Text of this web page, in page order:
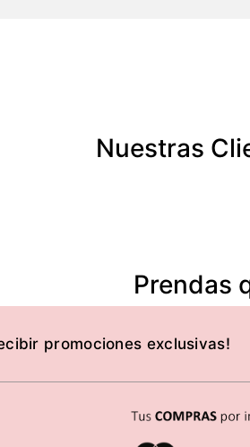
Nuestras
Prendas
promociones exclusivas!